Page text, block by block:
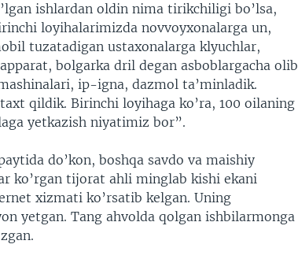
ishlardan oldin nima tirikchiligi bo’lsa,
loyihalarimizda novvoyxonalarga un,
tuzatadigan ustaxonalarga klyuchlar,
bolgarka dril degan asboblargacha olib
ip-igna, dazmol ta’minladik.
qildik. Birinchi loyihaga ko’ra, 100 oilaning
yetkazish niyatimiz bor”.
do’kon, boshqa savdo va maishiy
ko’rgan tijorat ahli minglab kishi ekani
xizmati ko’rsatib kelgan. Uning
yetgan. Tang ahvolda qolgan ishbilarmonga